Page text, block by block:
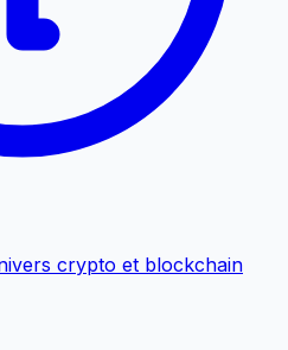
crypto et blockchain